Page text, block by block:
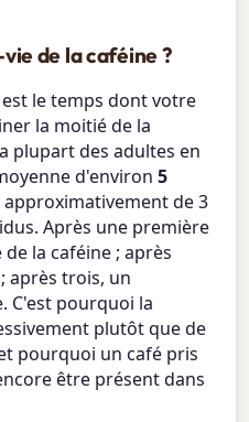
de la caféine ?
le temps dont votre
la moitié de la
plupart des adultes en
d'environ5
approximativement de 3
Après une première
la caféine ; après
après trois, un
C'est pourquoi la
plutôt que de
pourquoi un café pris
être présent dans